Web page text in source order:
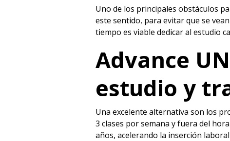
Uno de los principales obstáculos
este sentido, para evitar que se
tiempo es viable dedicar al estudio
Advance
estudio y
Una excelente alternativa son los
3 clases por semana y fuera del
años, acelerando la inserción